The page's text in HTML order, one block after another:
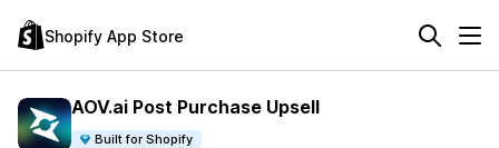
Shopify App Store
AOV.ai Post Purchase Upsell
Built for Shopify